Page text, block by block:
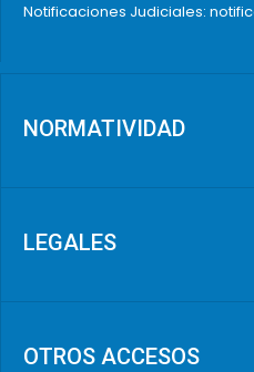
Notificaciones Judiciales:
NORMATIVIDAD
LEGALES
OTROS ACCESOS